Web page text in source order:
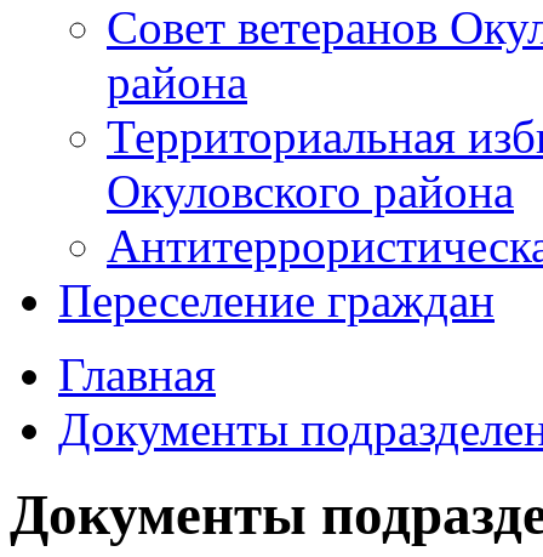
Совет ветеранов
района
Территориальная
Окуловского района
Переселение граждан
Главная
Документы
Документы